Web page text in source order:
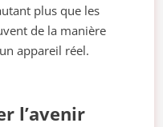
plus que les
de la manière
appareil réel.
l’avenir